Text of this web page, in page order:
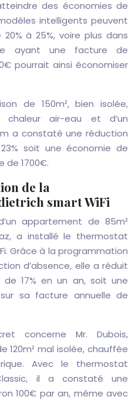
des économies de
intelligents peuvent
à 25%, voire plus dans
ayant une facture de
pourrait ainsi économiser
de 150m², bien isolée,
air-eau et d’un
a constaté une réduction
soit une économie de
de 1700€.
de la
smart WiFi
appartement de 85m²
a installé le thermostat
Grâce à la programmation
d’absence, elle a réduit
17% en un an, soit une
sa facture annuelle de
concerne Mr. Dubois,
120m² mal isolée, chauffée
Avec le thermostat
il a constaté une
100€ par an, même avec